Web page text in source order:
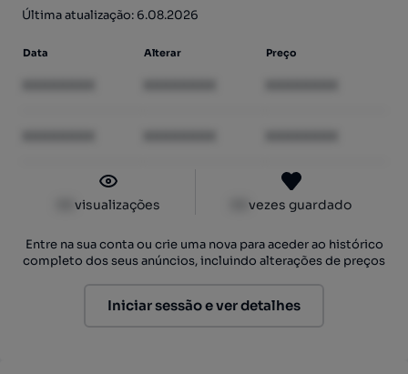
Última atualização: 6.08.2026
Data Alterar Preço
visualizações vezes guardado
Entre na sua conta ou crie uma nova para aceder ao histórico
completo dos seus anúncios, incluindo alterações de preços
Iniciar sessão e ver detalhes